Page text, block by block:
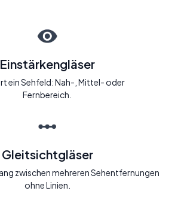
Einstärkengläser
ein Sehfeld: Nah-, Mittel- oder
Fernbereich.
Gleitsichtgläser
zwischen mehreren Sehentfernungen
ohne Linien.